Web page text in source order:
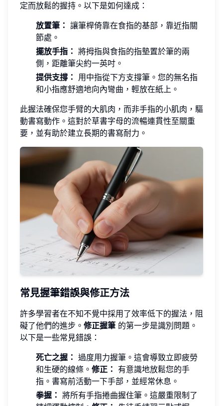
定而放鬆的握持。以下是如何達成：
放置筆： 讓筆桿倚靠在食指的基部，靠近指關
節處。
擺放手指： 將拇指與食指的指墊置於筆的兩
側，距離筆尖約一英吋。
提供支撐： 用中指從下方支撐筆。您的無名指
和小指應舒適地向內彎曲，輕放在紙上。
此握法確保您手臂的大肌肉，而非手指的小肌肉，驅
動書寫動作。這對於草書字母的流暢連貫性至關重
要，並有助於建立長期的書寫耐力。
常見握筆錯誤與修正方法
許多學習者在不知不覺中採用了效率低下的握法，阻
礙了他們的進步。 修正握筆 的第一步是識別問題。
以下是一些常見錯誤：
死亡之握： 過度用力握筆。這會導致立即疲勞
和生硬的線條。 修正： 有意識地放鬆您的手
指。書寫前活動一下手部，並經常休息。
拳握： 將所有手指捲曲握住筆。這嚴重限制了